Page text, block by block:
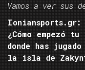
Vamos a ver sus
Ioniansports.gr:
¿Cómo empezó
donde has
la isla de